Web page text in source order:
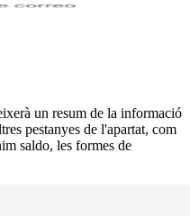
un resum de la informació
pestanyes de l'apartat, com
saldo, les formes de